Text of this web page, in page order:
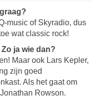
music of Skyradio, dus
wat classic rock!
ja wie dan?
Maar ook Lars Kepler,
zijn goed
Als het gaat om
Rowson.